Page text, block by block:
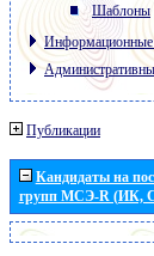
Шаблоны
Публикации
Кандидаты на
групп МСЭ-R (ИК,